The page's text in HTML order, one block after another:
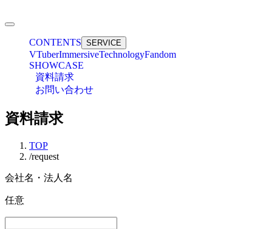
CONTENTS SERVICE
VTuberImmersiveTechnologyFandom
SHOWCASE
資料請求
お問い合わせ
資料請求
TOP
/request
会社名・法人名
任意